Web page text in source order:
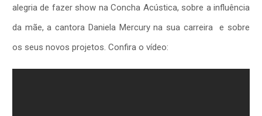
alegria de fazer show na Concha Acústica, sobre a influência
da mãe, a cantora Daniela Mercury na sua carreira e sobre
os seus novos projetos. Confira o vídeo: